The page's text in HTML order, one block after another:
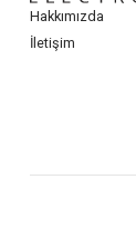
Hakkımızda
İletişim